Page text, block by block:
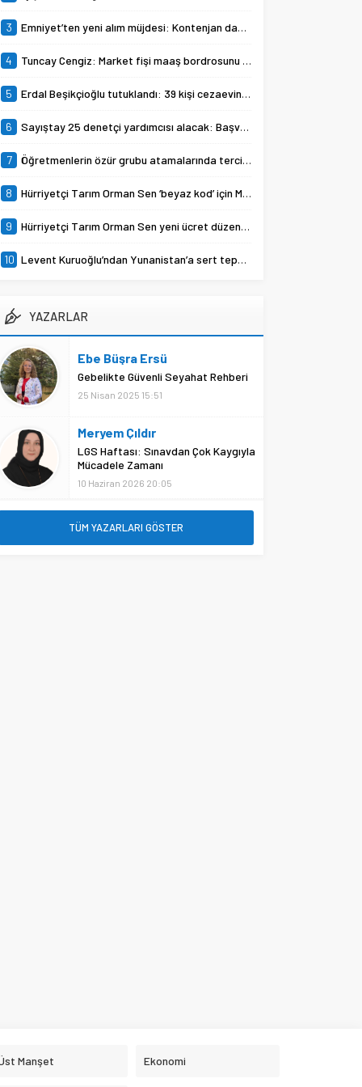
ve teknisyenler için Beyaz Kod...
3 Emniyet’ten yeni alım müjdesi: Kontenjan dağılımı açıklandı
4 Tuncay Cengiz: Market fişi maaş bordrosunu çoktan geçti
5 Erdal Beşikçioğlu tutuklandı: 39 kişi cezaevine gönderildi
6 Sayıştay 25 denetçi yardımcısı alacak: Başvurular Eylül ayında
7 Öğretmenlerin özür grubu atamalarında tercih süreci başladı
8 Hürriyetçi Tarım Orman Sen ‘beyaz kod’ için Meclis’e başvuracak
9 Hürriyetçi Tarım Orman Sen yeni ücret düzenlemesine tepki gösterdi
10 Levent Kuruoğlu’ndan Yunanistan’a sert tepki: Türk okullarından elinizi çekin
YAZARLAR
Ebe Büşra Ersü
Gebelikte Güvenli Seyahat Rehberi
25 Nisan 2025 15:51
Meryem Çıldır
LGS Haftası: Sınavdan Çok Kaygıyla
Mücadele Zamanı
10 Haziran 2026 20:05
TÜM YAZARLARI GÖSTER
Manşet Ekonomi